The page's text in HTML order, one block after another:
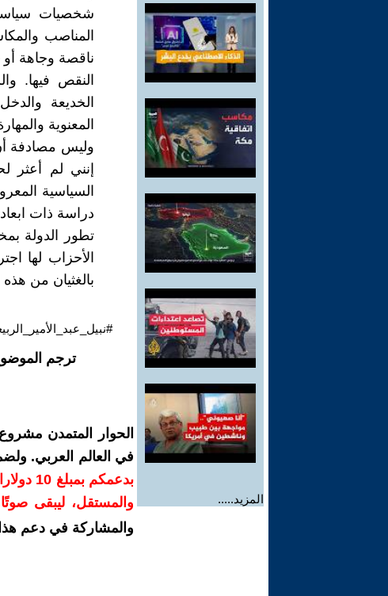
المزيد.....
شخصيات
المناصب
ناقصة وجاهة
النقص فيها.
الخديعة
المعنوية
وليس مصادفة
إنني لم أعثر
السياسية
دراسة ذات
تطور الدولة
الأحزاب لها
بالغثيان من
ترجم
الحوار المتمدن
في العالم العربي.
والمستقل، ليبقى
والمشاركة في دعم